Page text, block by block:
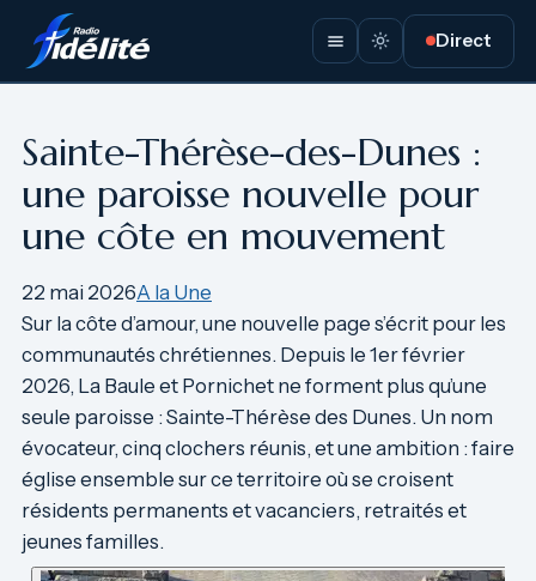
contenu
Direct
Sainte-Thérèse-des-Dunes :
une paroisse nouvelle pour
une côte en mouvement
22 mai 2026A la Une
Sur la côte d’amour, une nouvelle page s’écrit pour les
communautés chrétiennes. Depuis le 1er février
2026, La Baule et Pornichet ne forment plus qu’une
seule paroisse : Sainte-Thérèse des Dunes. Un nom
évocateur, cinq clochers réunis, et une ambition : faire
église ensemble sur ce territoire où se croisent
résidents permanents et vacanciers, retraités et
jeunes familles.